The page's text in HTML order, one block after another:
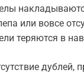
или вовсе
теряются в
дублей,